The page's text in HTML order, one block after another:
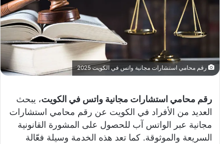
رقم محامي استشارات مجانية واتس في الكويت 2025
رقم محامي استشارات مجانية واتس في الكويت، يبحث
العديد من الأفراد في الكويت عن رقم محامي استشارات
مجانية عبر الواتس آب للحصول على المشورة القانونية
السريعة والموثوقة. كما تعد هذه الخدمة وسيلة فعّالة